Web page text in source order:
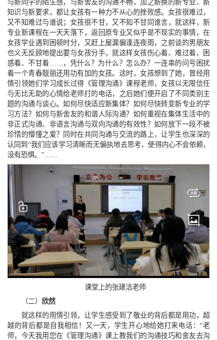
与新同学的陌生感，与新舍友的沟通不畅，加之新换的新专业、新
知识与新要求，都让女孩有一种力不从心的挫败感。女孩很难过，
又不知难过与谁说；女孩很不甘，又不知不甘同谁言，就这样，新
专业新课程在一天天落下，返回原专业又似乎是不现实的事情，在
女孩学业遇到困顿时分，又赶上屋漏偏逢连夜雨，之前谈的男朋友
也义无反顾地提出要与女孩分手，就这样女孩伤心着、难过着、困
惑着、不甘着……，凭什么？为什么？怎么办？一连串的问号困扰
着一个青春靓丽还用功有加的女孩。这时，女孩想到了她，曾经用
情引领她们学习成长过得《管理沟通》课程老师，女孩以无限信任
与无比无助的心情给老师打的电话，之后她们便开启了不同类别主
题的沟通与谈心。如何尽快适应新集体？如何尽快转变新专业的学
习方法？如何与新舍友的和谐人际沟通？如何重视在集体生活中的
非正式沟通、非语言沟通与双向沟通的有效性？如何放下一段不被
珍惜的懵懂之爱？同时在共同沟通与交流的路上，让学生也深深的
认同到“我们应该学习清晰而无偏执地去思考，使得内心不会依赖，
没有恐惧。”……
课堂上的张建洁老师
（二） 欣然
就这样的用情引领，让学生感受到了敬业的背后都是用功，超
越的背后都是自我相信！又一天，学生开心地给她打来电话：“老
师，今天我用您在《管理沟通》课上教我们的沟通技巧和舍友去沟